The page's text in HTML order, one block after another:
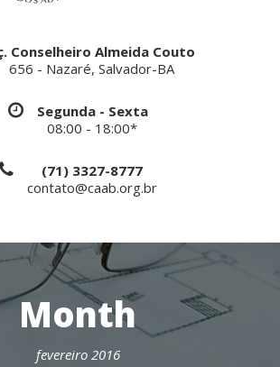
Conselheiro Almeida Couto
656 - Nazaré, Salvador-BA
Segunda - Sexta
08:00 - 18:00*
(71) 3327-8777
contato@caab.org.br
Month
fevereiro 2016